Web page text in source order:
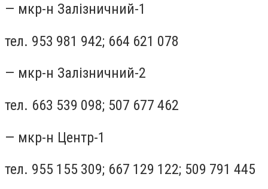
— мкр-н Залізничний-1
тел. 953 981 942; 664 621 078
— мкр-н Залізничний-2
тел. 663 539 098; 507 677 462
— мкр-н Центр-1
тел. 955 155 309; 667 129 122; 509 791 445